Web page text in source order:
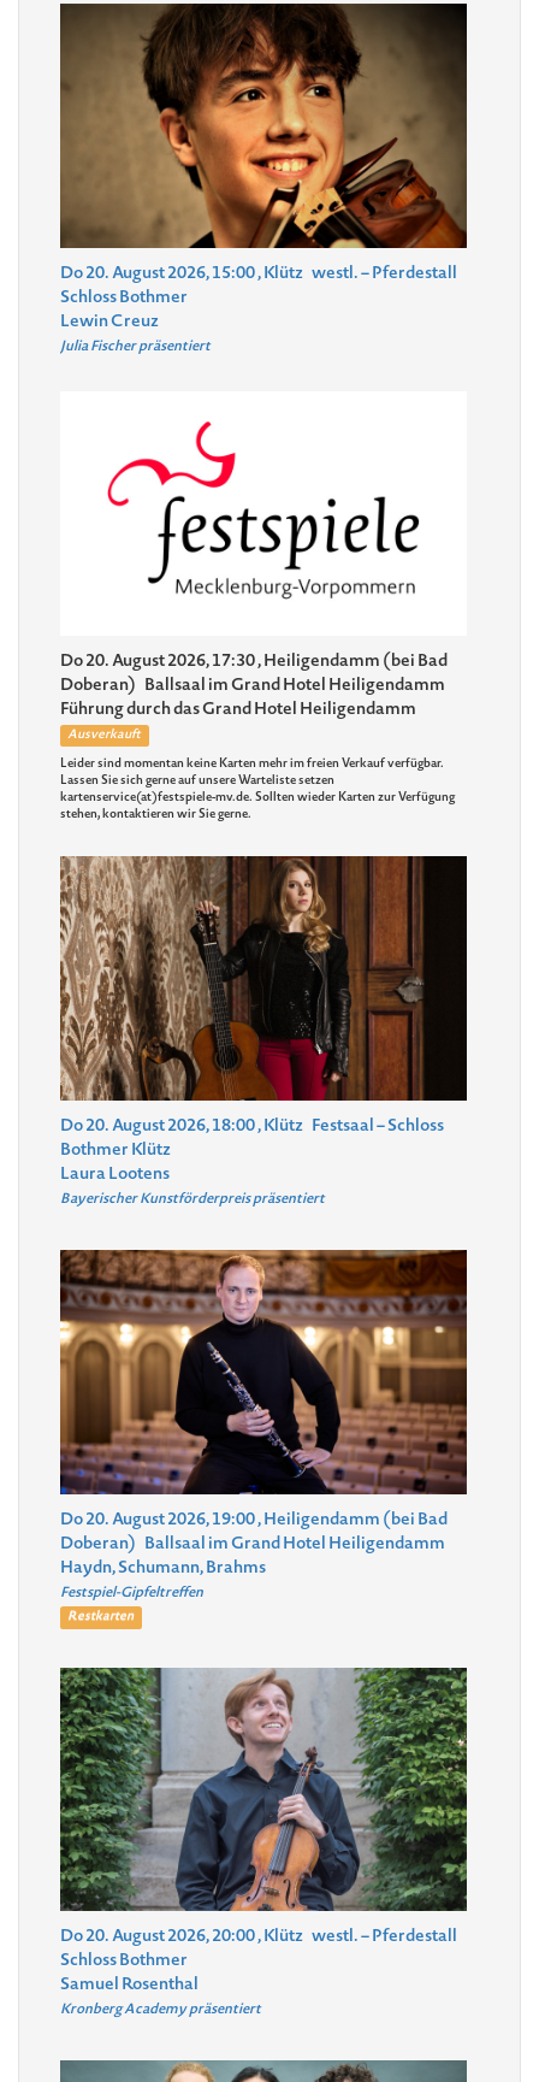
Do 20. August 2026, 15:00, Klütz westl. – Pferdestall
Schloss Bothmer
Lewin Creuz
Julia Fischer präsentiert
Do 20. August 2026, 17:30, Heiligendamm (bei Bad
Doberan) Ballsaal im Grand Hotel Heiligendamm
Führung durch das Grand Hotel Heiligendamm
Ausverkauft
Leider sind momentan keine Karten mehr im freien Verkauf verfügbar.
Lassen Sie sich gerne auf unsere Warteliste setzen
kartenservice(at)festspiele-mv.de. Sollten wieder Karten zur Verfügung
stehen, kontaktieren wir Sie gerne.
Do 20. August 2026, 18:00, Klütz Festsaal – Schloss
Bothmer Klütz
Laura Lootens
Bayerischer Kunstförderpreis präsentiert
Do 20. August 2026, 19:00, Heiligendamm (bei Bad
Doberan) Ballsaal im Grand Hotel Heiligendamm
Haydn, Schumann, Brahms
Festspiel-Gipfeltreffen
Restkarten
Do 20. August 2026, 20:00, Klütz westl. – Pferdestall
Schloss Bothmer
Samuel Rosenthal
Kronberg Academy präsentiert